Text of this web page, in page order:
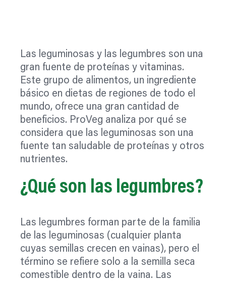
Las leguminosas y las legumbres son una
gran fuente de proteínas y vitaminas.
Este grupo de alimentos, un ingrediente
básico en dietas de regiones de todo el
mundo, ofrece una gran cantidad de
beneficios. ProVeg analiza por qué se
considera que las leguminosas son una
fuente tan saludable de proteínas y otros
nutrientes.
¿Qué son las legumbres?
Las legumbres forman parte de la familia
de las leguminosas (cualquier planta
cuyas semillas crecen en vainas), pero el
término se refiere solo a la semilla seca
comestible dentro de la vaina. Las